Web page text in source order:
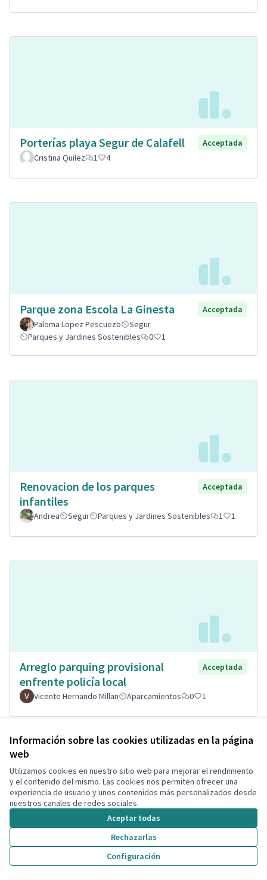
Información sobre las cookies utilizadas en la página
web
Utilizamos cookies en nuestro sitio web para mejorar el rendimiento
y el contenido del mismo. Las cookies nos permiten ofrecer una
experiencia de usuario y unos contenidos más personalizados desde
nuestros canales de redes sociales.
Aceptar todas
Rechazarlas
Configuración
Porterías playa Segur de Calafell
Acceptada
Cristina Quilez
1 4
Parque zona Escola La Ginesta
Acceptada
Paloma Lopez Pescuezo
Segur
Parques y Jardines Sostenibles
0 1
Renovacion de los parques
infantiles
Acceptada
Andrea Segur Parques y Jardines Sostenibles 1 1
Arreglo parquing provisional
enfrente policía local
Acceptada
Vicente Hernando Millan Aparcamientos 0 1
Aparcamiento/Picnic/Correcan
Plaza Toros de Segur
Acceptada